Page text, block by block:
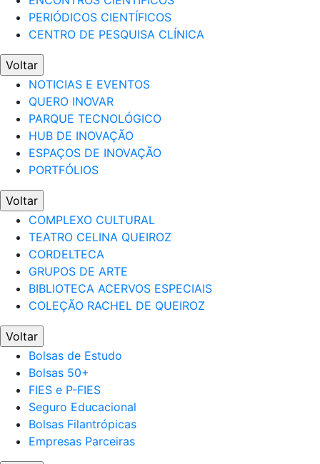
PERIÓDICOS CIENTÍFICOS
CENTRO DE PESQUISA CLÍNICA
Voltar
NOTICIAS E EVENTOS
QUERO INOVAR
PARQUE TECNOLÓGICO
HUB DE INOVAÇÃO
ESPAÇOS DE INOVAÇÃO
PORTFÓLIOS
Voltar
COMPLEXO CULTURAL
TEATRO CELINA QUEIROZ
CORDELTECA
GRUPOS DE ARTE
BIBLIOTECA ACERVOS ESPECIAIS
COLEÇÃO RACHEL DE QUEIROZ
Voltar
Bolsas de Estudo
Bolsas 50+
FIES e P-FIES
Seguro Educacional
Bolsas Filantrópicas
Empresas Parceiras